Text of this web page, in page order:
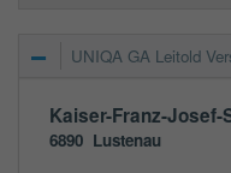
UNIQA GA Leitold
Kaiser-Franz-Josef-
6890 Lustenau